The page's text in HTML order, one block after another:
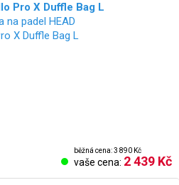
Pro X Duffle Bag L
běžná cena: 3 890 Kč
vaše cena: 2 439 Kč